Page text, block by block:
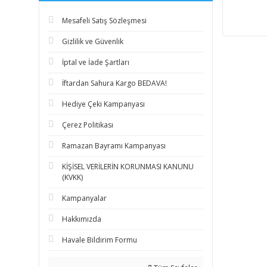
Mesafeli Satış Sözleşmesi
Gizlilik ve Güvenlik
İptal ve İade Şartları
İftardan Sahura Kargo BEDAVA!
Hediye Çeki Kampanyası
Çerez Politikası
Ramazan Bayramı Kampanyası
KİŞİSEL VERİLERİN KORUNMASI KANUNU
(KVKK)
Kampanyalar
Hakkımızda
Havale Bildirim Formu